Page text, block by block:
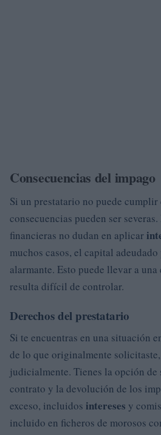
Consecuencias del impago
Si un prestatario no puede cumplir
consecuencias pueden ser
financieras no dudan en aplicar
muchos casos, el capital
alarmante. Esto puede llevar a
resulta difícil de controlar.
Derechos del prestatario
Si te encuentras en una situación
de lo que originalmente
judicialmente. Tienes la opción
contrato y la devolución de los
exceso, incluidos intereses y
incluido en ficheros de morosos